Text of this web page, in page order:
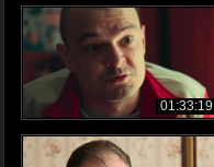
01:33:19